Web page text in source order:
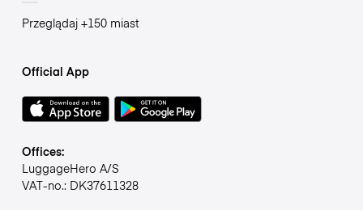
Przeglądaj +150 miast
Official App
Offices:
LuggageHero A/S
VAT-no.: DK37611328